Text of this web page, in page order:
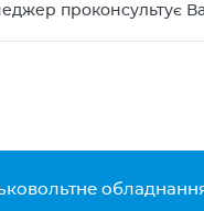
проконсультує